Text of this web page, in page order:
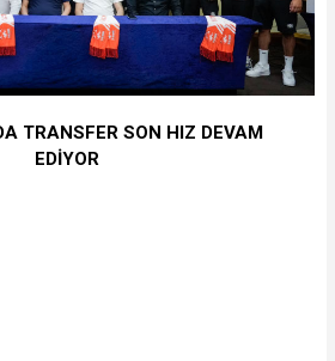
TRANSFER SON HIZ DEVAM
EDİYOR